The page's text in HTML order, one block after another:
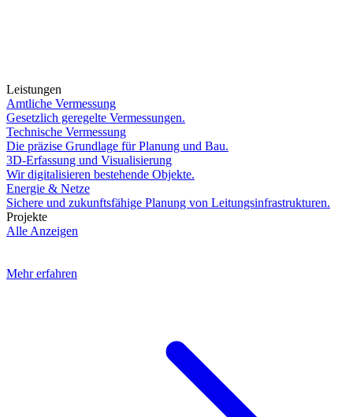
Leistungen
Amtliche Vermessung
Gesetzlich geregelte Vermessungen.
Technische Vermessung
Die präzise Grundlage für Planung und Bau.
3D-Erfassung und Visualisierung
Wir digitalisieren bestehende Objekte.
Energie & Netze
Sichere und zukunftsfähige Planung von Leitungsinfrastrukturen.
Projekte
Alle Anzeigen
Mehr erfahren